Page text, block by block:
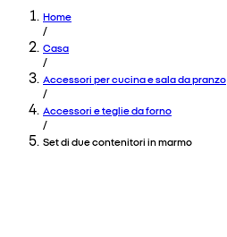
Home
/
Casa
/
Accessori per cucina e sala da pranzo
/
Accessori e teglie da forno
/
Set di due contenitori in marmo